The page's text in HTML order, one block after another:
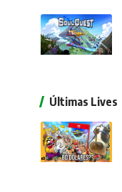
Últimas Lives